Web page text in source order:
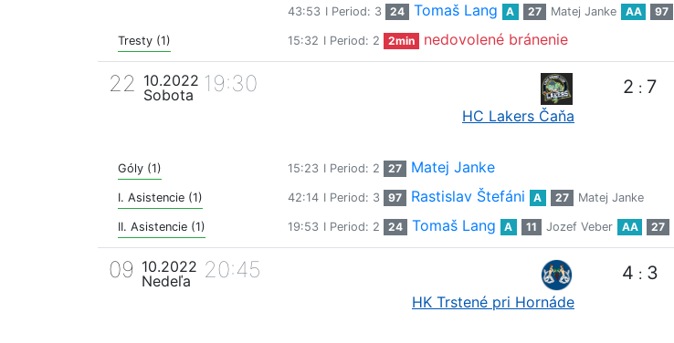
43:53 I Period: 3 24 Tomaš Lang A 27 Matej Janke AA 97
Tresty (1) 15:32 I Period: 2 2min nedovolené bránenie
22 10.2022
Sobota
19:30
HC Lakers Čaňa
2 : 7
Góly (1) 15:23 I Period: 2 27 Matej Janke
I. Asistencie (1) 42:14 I Period: 3 97 Rastislav Štefáni A 27 Matej Janke
II. Asistencie (1) 19:53 I Period: 2 24 Tomaš Lang A 11 Jozef Veber AA 27
09 10.2022
Nedeľa
20:45
HK Trstené pri Hornáde
4 : 3